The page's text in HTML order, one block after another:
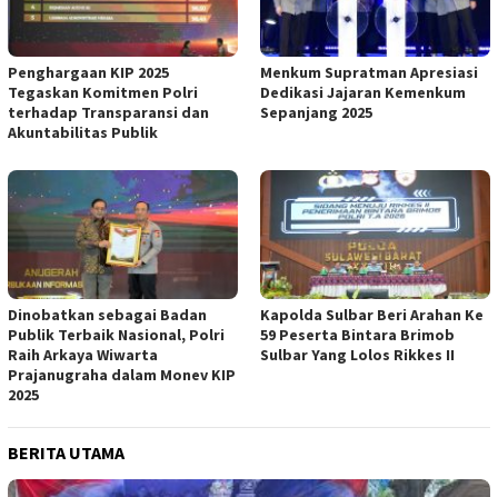
Penghargaan KIP 2025
Tegaskan Komitmen Polri
terhadap Transparansi dan
Akuntabilitas Publik
Menkum Supratman Apresiasi
Dedikasi Jajaran Kemenkum
Sepanjang 2025
Dinobatkan sebagai Badan
Publik Terbaik Nasional, Polri
Raih Arkaya Wiwarta
Prajanugraha dalam Monev KIP
2025
Kapolda Sulbar Beri Arahan Ke
59 Peserta Bintara Brimob
Sulbar Yang Lolos Rikkes II
BERITA UTAMA